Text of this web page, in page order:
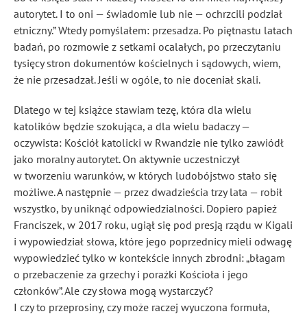
autorytet. I to oni — świadomie lub nie — ochrzcili podział
etniczny.” Wtedy pomyślałem: przesadza. Po piętnastu latach
badań, po rozmowie z setkami ocalałych, po przeczytaniu
tysięcy stron dokumentów kościelnych i sądowych, wiem,
że nie przesadzał. Jeśli w ogóle, to nie doceniał skali.
Dlatego w tej książce stawiam tezę, która dla wielu
katolików będzie szokująca, a dla wielu badaczy —
oczywista: Kościół katolicki w Rwandzie nie tylko zawiódł
jako moralny autorytet. On aktywnie uczestniczył
w tworzeniu warunków, w których ludobójstwo stało się
możliwe. A następnie — przez dwadzieścia trzy lata — robił
wszystko, by uniknąć odpowiedzialności. Dopiero papież
Franciszek, w 2017 roku, ugiął się pod presją rządu w Kigali
i wypowiedział słowa, które jego poprzednicy mieli odwagę
wypowiedzieć tylko w kontekście innych zbrodni: „błagam
o przebaczenie za grzechy i porażki Kościoła i jego
członków”. Ale czy słowa mogą wystarczyć?
I czy to przeprosiny, czy może raczej wyuczona formuła,